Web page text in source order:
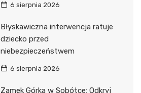
6 sierpnia 2026
Błyskawiczna interwencja ratuje
dziecko przed
niebezpieczeństwem
6 sierpnia 2026
Zamek Górka w Sobótce: Odkryj